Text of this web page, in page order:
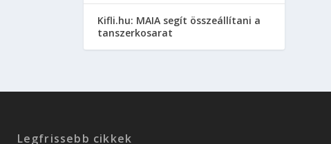
Kifli.hu: MAIA segít összeállítani a
tanszerkosarat
Legfrissebb cikkek